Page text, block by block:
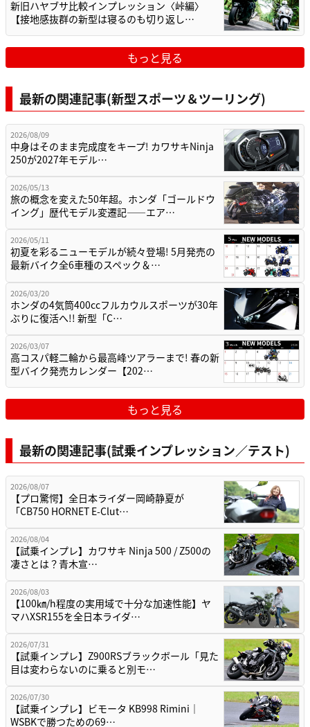
新旧ハヤブサ比較インプレッション〈峠編〉
【接地感抜群の新型は寝るのも切り返し…
もっと見る
最新の関連記事(新型スポーツ＆ツーリング)
2026/08/09
中身はそのまま完成度をキープ! カワサキNinja
250が2027年モデル…
2026/05/13
旅の概念を変えた50年超。ホンダ「ゴールドウ
イング」歴代モデル変遷記——エア…
2026/05/11
初夏を彩るニューモデルが続々登場! 5月発売の
最新バイク全6車種のスペック＆…
2026/03/20
ホンダの4気筒400ccフルカウルスポーツが30年
ぶりに復活へ!! 新型「C…
2026/03/07
高コスパ軽二輪から最高峰ツアラーまで! 春の新
型バイク発売カレンダー【202…
もっと見る
最新の関連記事(試乗インプレッション／テスト)
2026/08/07
【プロ驚愕】全日本ライダー岡崎静夏が
「CB750 HORNET E-Clut…
2026/08/04
【試乗インプレ】カワサキ Ninja 500 / Z500の
凄さとは？青木宣…
2026/08/03
【100㎞/h程度の実用域で十分な加速性能】ヤ
マハXSR155を全日本ライダ…
2026/07/31
【試乗インプレ】Z900RSブラックボール「見た
目は変わらないのに乗ると別モ…
2026/07/30
【試乗インプレ】ビモータ KB998 Rimini｜
WSBKで勝つための69…